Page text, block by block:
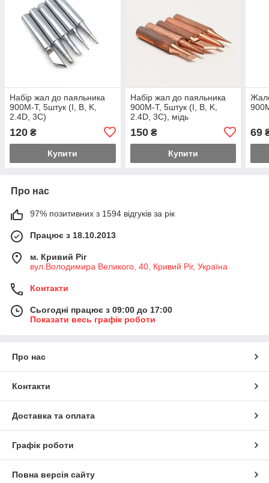
Набір жал до паяльника
900M-T, 5штук (I, B, K,
2.4D, 3C)
120 ₴
Купити
Набір жал до паяльника
900M-T, 5штук (I, B, K,
2.4D, 3C), мідь
150₴
Купити
69
Про нас
97% позитивних з 1594 відгуків за рік
Працює з 18.10.2013
м. Кривий Ріг
вул.Володимира Великого, 40, Кривий Ріг, Україна
Контакти
Сьогодні працює з 09:00 до 17:00
Показати весь графік роботи
Про нас
Контакти
Доставка та оплата
Графік роботи
Повна версія сайту